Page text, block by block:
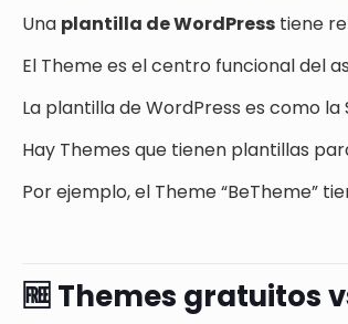
Una plantilla de WordPress tiene
El Theme es el centro funcional del
La plantilla de WordPress es como
Hay Themes que tienen plantillas
Por ejemplo, el Theme
🆓 Themes gratuitos